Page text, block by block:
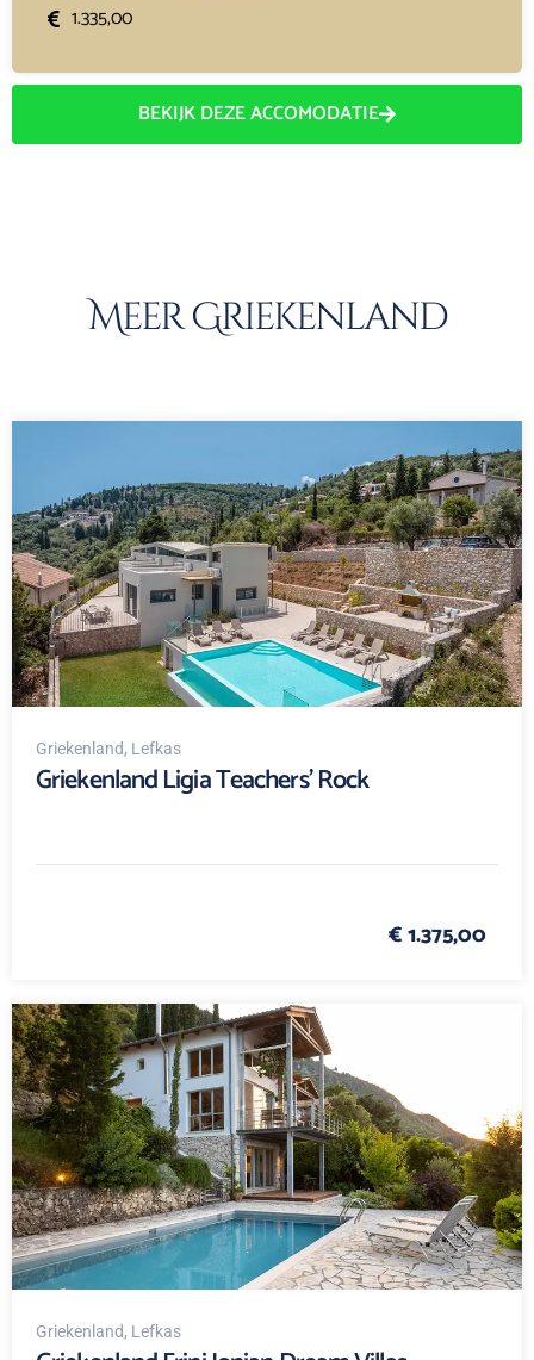
1.335,00
BEKIJK DEZE ACCOMODATIE
Meer Griekenland
Griekenland, Lefkas
Griekenland Ligia Teachers' Rock
€ 1.375,00
Griekenland, Lefkas